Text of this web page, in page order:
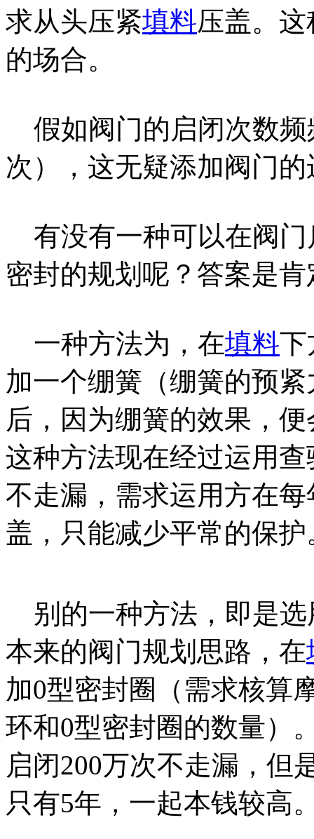
求从头压紧填料压盖。
的场合。
假如阀门的启闭次数频
次），这无疑添加阀门
有没有一种可以在阀门
密封的规划呢？答案是肯
一种方法为，在填料下
加一个绷簧（绷簧的预
后，因为绷簧的效果，
这种方法现在经过运用
不走漏，需求运用方在
盖，只能减少平常的保护
别的一种方法，即是选
本来的阀门规划思路，在
加0型密封圈（需求核算
环和0型密封圈的数量）
启闭200万次不走漏，但
只有5年，一起本钱较高